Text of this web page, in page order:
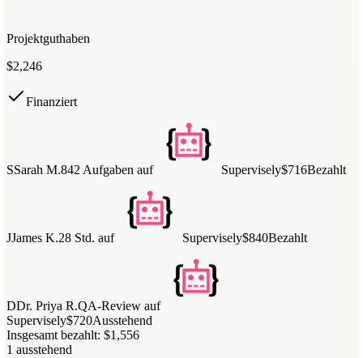
Projektguthaben
$2,246
Finanziert
SSarah M.842 Aufgaben auf Supervisely$716Bezahlt
JJames K.28 Std. auf Supervisely$840Bezahlt
DDr. Priya R.QA-Review auf
Supervisely$720Ausstehend
Insgesamt bezahlt: $1,556
1 ausstehend